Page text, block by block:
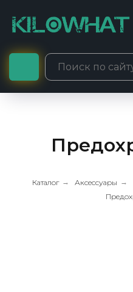
Каталог → Аксессуары →